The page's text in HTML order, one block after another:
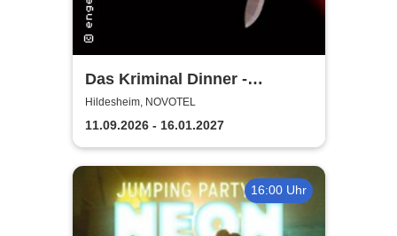
Das Kriminal Dinner -
Testament à la Carte
Hildesheim, NOVOTEL
11.09.2026 - 16.01.2027
16:00 Uhr